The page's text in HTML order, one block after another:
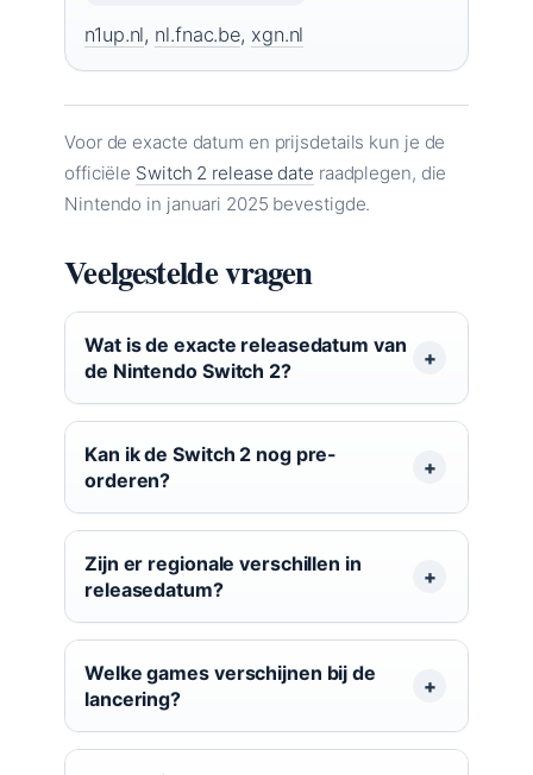
n1up.nl, nl.fnac.be, xgn.nl
Voor de exacte datum en prijsdetails kun je de
officiële Switch 2 release date raadplegen, die
Nintendo in januari 2025 bevestigde.
Veelgestelde vragen
Wat is de exacte releasedatum van
de Nintendo Switch 2?
Kan ik de Switch 2 nog pre-
orderen?
Zijn er regionale verschillen in
releasedatum?
Welke games verschijnen bij de
lancering?